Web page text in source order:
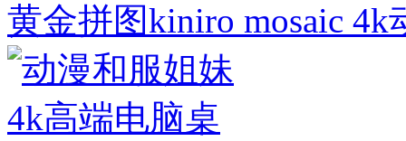
黄金拼图kiniro mosaic